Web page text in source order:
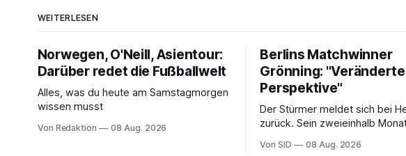
WEITERLESEN
Norwegen, O'Neill, Asientour:
Darüber redet die Fußballwelt
Alles, was du heute am Samstagmorgen
wissen musst
Von Redaktion 08 Aug. 2026
Berlins Matchwinner
Grönning: "Veränderte
Perspektive"
Der Stürmer meldet sich bei
zurück. Sein zweieinhalb
Von SID 08 Aug. 2026